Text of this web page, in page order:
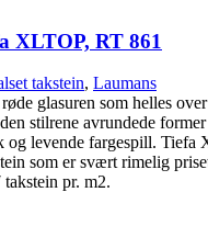
XLTOP, RT 861
takstein, Laumans
glasuren som helles
stilrene avrundede
og levende fargespill. Tiefa
som er svært rimelig
pr. m2.